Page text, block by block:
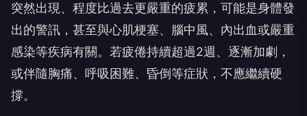
突然出現、程度比過去更嚴重的疲累，可能是身體發
出的警訊，甚至與心肌梗塞、腦中風、內出血或嚴重
感染等疾病有關。若疲倦持續超過2週、逐漸加劇，
或伴隨胸痛、呼吸困難、昏倒等症狀，不應繼續硬
撐。